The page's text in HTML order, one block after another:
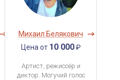
Михаил Белякович
Цена от 10 000₽
Артист, режиссёр и
диктор. Могучий голос